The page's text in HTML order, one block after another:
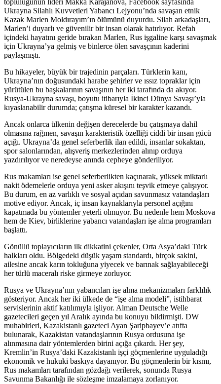
topluluğunun lideri Makka Karajanova, Facebook sayfasında
Ukrayna Silahlı Kuvvetleri Yabancı Lejyonu’nda savaşan etnik
Kazak Marlen Moldırayım’ın ölümünü duyurdu. Silah arkadaşları,
Marlen’i duyarlı ve güvenilir bir insan olarak hatırlıyor. Refah
içindeki hayatını geride bırakan Marlen, Rus işgaline karşı savaşmak
için Ukrayna’ya gelmiş ve binlerce ölen savaşçının kaderini
paylaşmıştı.
Bu hikayeler, büyük bir trajedinin parçaları. Türklerin kanı,
Ukrayna’nın doğusundaki harabe şehirler ve ıssız topraklar için
yürütülen bu başkalarının savaşının her iki tarafında da akıyor.
Rusya-Ukrayna savaşı, boyutu itibarıyla İkinci Dünya Savaşı’yla
kıyaslanabilir durumda; çatışma küresel bir karakter kazandı.
Ancak onlarca ülkenin değişen derecelerde bu çatışmaya dahil
olmasına rağmen, savaşın karakteristik özelliği ciddi bir insan gücü
açığı. Ukrayna’da genel seferberlik ilan edildi, insanlar sokaktan,
spor salonlarından, alışveriş merkezlerinden alınıp orduya
yazdırılıyor ve neredeyse anında cepheye gönderiliyor.
Rus makamları ise genel seferberlikten kaçınarak, yüksek miktarlı
nakit ödemelerle orduya yeni asker akışını teşvik etmeye çalışıyor.
Bu durum, en az varlıklı ve sosyal açıdan savunmasız vatandaşları
motive ediyor. Ancak, iç insan kaynaklarıyla personel açığını
kapatmada bu yöntemler yeterli olmuyor. Bu nedenle hem Moskova
hem de Kiev, birliklerine yabancı vatandaşları işe alma programları
başlattı.
Gönüllü toplayıcıların ilk dikkatini çekenler, Orta Asya’daki Türk
halkları oldu. Bölgedeki düşük yaşam standardı, birçok sakini,
ailesine ancak karın tokluğuna yiyecek ve barınak sağlayabileceği
her türlü maceralı riske girmeye zorluyor.
Rusya ve Ukrayna’nın yabancıları işe alma mekanizmaları farklılık
gösteriyor. Ancak her iki ülkede de “işe alma modeli”, istihbarat
servislerinin aktif katılımıyla işliyor. Alman Deutsche Welle
gazetecileri geçen yıl Aralık ayında bu konuyu bildirmişti. DW
muhabirleri, Kazakistanlı gazeteci Ayan Şaripbayev’e atıfta
bulunarak, Kazakistan vatandaşlarının Rusya ordusuna işe
alınmasına dair yöntemlerden birini açığa çıkardı. Her şey,
Kremlin’in Rusya’daki Kazakistanlı işçi göçmenlerine uyguladığı
ekonomik ve hukuki baskıya dayanıyor. Bu göçmenlerin bir kısmı,
Rus makamları tarafından gözdağı verilerek, sonunda Rusya
Savunma Bakanlığı ile sözleşme imzalamaya zorlanıyor.